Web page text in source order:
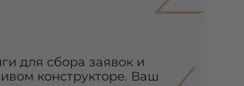
для сбора заявок и
конструкторе. Ваш